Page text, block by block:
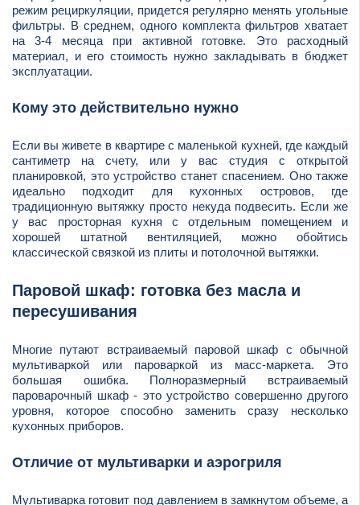
режим рециркуляции, придется регулярно менять угольные
фильтры. В среднем, одного комплекта фильтров хватает
на 3-4 месяца при активной готовке. Это расходный
материал, и его стоимость нужно закладывать в бюджет
эксплуатации.
Кому это действительно нужно
Если вы живете в квартире с маленькой кухней, где каждый
сантиметр на счету, или у вас студия с открытой
планировкой, это устройство станет спасением. Оно также
идеально подходит для кухонных островов, где
традиционную вытяжку просто некуда подвесить. Если же
у вас просторная кухня с отдельным помещением и
хорошей штатной вентиляцией, можно обойтись
классической связкой из плиты и потолочной вытяжки.
Паровой шкаф: готовка без масла и
пересушивания
Многие путают встраиваемый паровой шкаф с обычной
мультиваркой или пароваркой из масс-маркета. Это
большая ошибка. Полноразмерный встраиваемый
пароварочный шкаф - это устройство совершенно другого
уровня, которое способно заменить сразу несколько
кухонных приборов.
Отличие от мультиварки и аэрогриля
Мультиварка готовит под давлением в замкнутом объеме, а